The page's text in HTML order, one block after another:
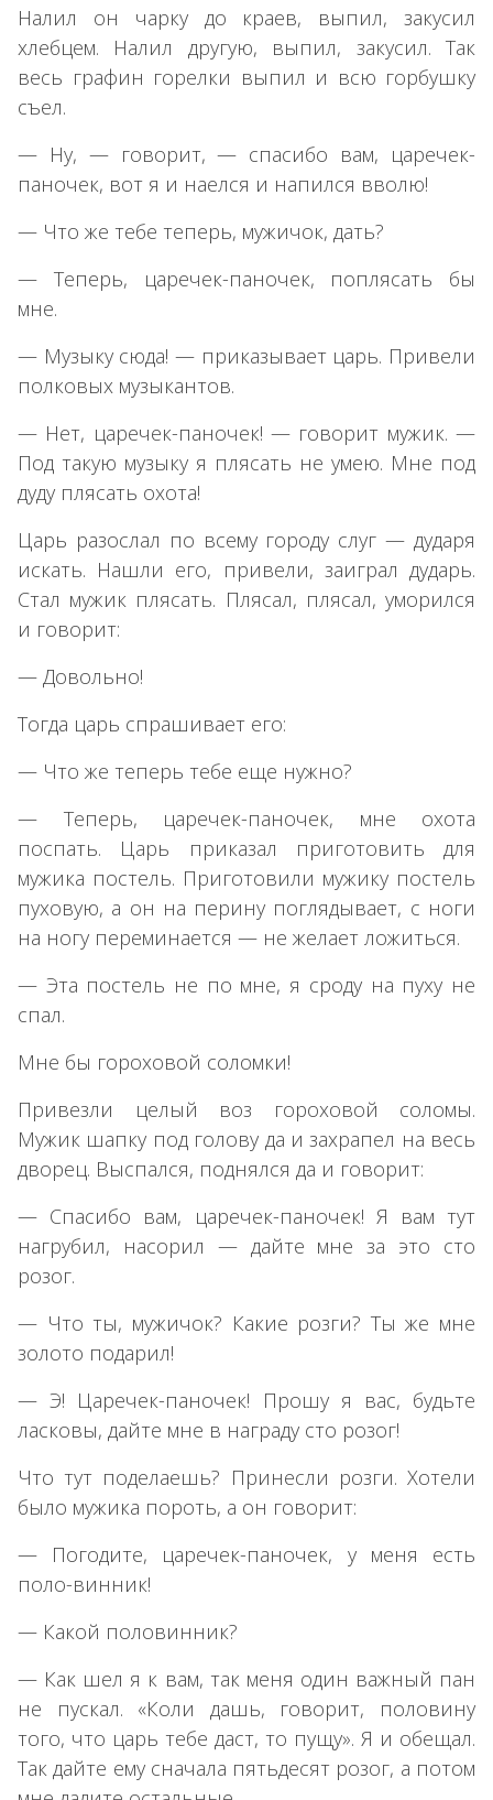
Налил он чарку до краев, выпил, закусил
хлебцем. Налил другую, выпил, закусил. Так
весь графин горелки выпил и всю горбушку
съел.
— Ну, — говорит, — спасибо вам, царечек-
паночек, вот я и наелся и напился вволю!
— Что же тебе теперь, мужичок, дать?
— Теперь, царечек-паночек, поплясать бы
мне.
— Музыку сюда! — приказывает царь. Привели
полковых музыкантов.
— Нет, царечек-паночек! — говорит мужик. —
Под такую музыку я плясать не умею. Мне под
дуду плясать охота!
Царь разослал по всему городу слуг — дударя
искать. Нашли его, привели, заиграл дударь.
Стал мужик плясать. Плясал, плясал, уморился
и говорит:
— Довольно!
Тогда царь спрашивает его:
— Что же теперь тебе еще нужно?
— Теперь, царечек-паночек, мне охота
поспать. Царь приказал приготовить для
мужика постель. Приготовили мужику постель
пуховую, а он на перину поглядывает, с ноги
на ногу переминается — не желает ложиться.
— Эта постель не по мне, я сроду на пуху не
спал.
Мне бы гороховой соломки!
Привезли целый воз гороховой соломы.
Мужик шапку под голову да и захрапел на весь
дворец. Выспался, поднялся да и говорит:
— Спасибо вам, царечек-паночек! Я вам тут
нагрубил, насорил — дайте мне за это сто
розог.
— Что ты, мужичок? Какие розги? Ты же мне
золото подарил!
— Э! Царечек-паночек! Прошу я вас, будьте
ласковы, дайте мне в награду сто розог!
Что тут поделаешь? Принесли розги. Хотели
было мужика пороть, а он говорит:
— Погодите, царечек-паночек, у меня есть
поло-винник!
— Какой половинник?
— Как шел я к вам, так меня один важный пан
не пускал. «Коли дашь, говорит, половину
того, что царь тебе даст, то пущу». Я и обещал.
Так дайте ему сначала пятьдесят розог, а потом